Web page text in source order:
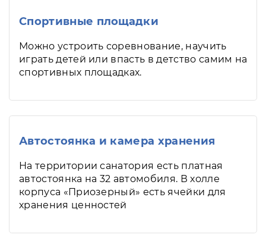
Спортивные площадки
Можно устроить соревнование, научить
играть детей или впасть в детство самим на
спортивных площадках.
Автостоянка и камера хранения
На территории санатория есть платная
автостоянка на 32 автомобиля. В холле
корпуса «Приозерный» есть ячейки для
хранения ценностей